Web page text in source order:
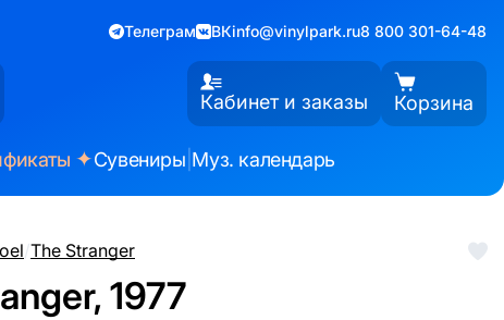
Телеграм ВКinfo@vinylpark.ru8 800 301-64-48
Кабинет и заказы Корзина
✦Сувениры Муз. календарь
/The Stranger
1977